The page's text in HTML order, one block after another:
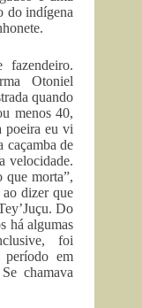
do indígena
Otoniel
quando
menos 40,
poeira eu vi
caçamba de
velocidade.
que morta”,
dizer que
Do
há algumas
foi
período em
chamava